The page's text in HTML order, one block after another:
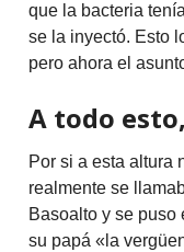
que la bacteria
se la inyectó. Esto
pero ahora el
A todo
Por si a esta
realmente se
Basoalto y se puso
su papá «la